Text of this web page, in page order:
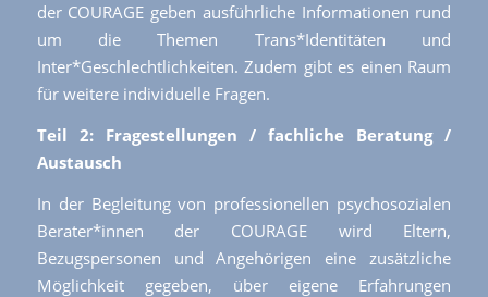
der COURAGE geben ausführliche Informationen rund
um die Themen Trans*Identitäten und
Inter*Geschlechtlichkeiten. Zudem gibt es einen Raum
für weitere individuelle Fragen.
Teil 2: Fragestellungen / fachliche Beratung /
Austausch
In der Begleitung von professionellen psychosozialen
Berater*innen der COURAGE wird Eltern,
Bezugspersonen und Angehörigen eine zusätzliche
Möglichkeit gegeben, über eigene Erfahrungen